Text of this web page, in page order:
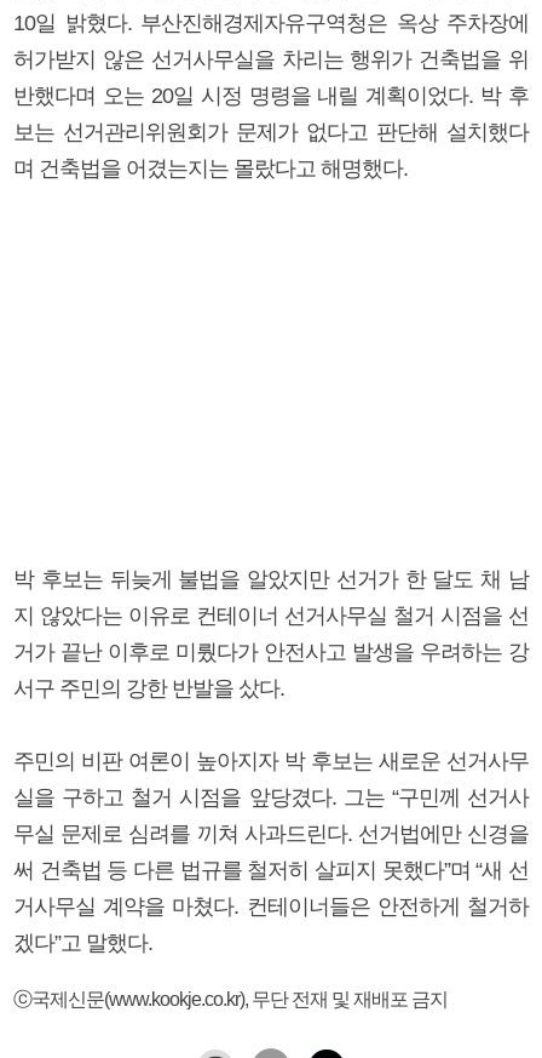
10일 밝혔다. 부산진해경제자유구역청은 옥상 주차장에
허가받지 않은 선거사무실을 차리는 행위가 건축법을 위
반했다며 오는 20일 시정 명령을 내릴 계획이었다. 박 후
보는 선거관리위원회가 문제가 없다고 판단해 설치했다
며 건축법을 어겼는지는 몰랐다고 해명했다.
박 후보는 뒤늦게 불법을 알았지만 선거가 한 달도 채 남
지 않았다는 이유로 컨테이너 선거사무실 철거 시점을 선
거가 끝난 이후로 미뤘다가 안전사고 발생을 우려하는 강
서구 주민의 강한 반발을 샀다.
주민의 비판 여론이 높아지자 박 후보는 새로운 선거사무
실을 구하고 철거 시점을 앞당겼다. 그는 “구민께 선거사
무실 문제로 심려를 끼쳐 사과드린다. 선거법에만 신경을
써 건축법 등 다른 법규를 철저히 살피지 못했다”며 “새 선
거사무실 계약을 마쳤다. 컨테이너들은 안전하게 철거하
겠다”고 말했다.
ⓒ국제신문(www.kookje.co.kr), 무단 전재 및 재배포 금지